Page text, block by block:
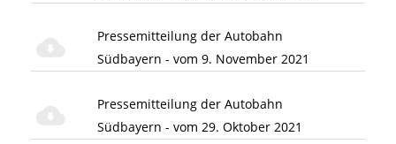
Pressemitteilung der Autobahn
Südbayern - vom 9. November 2021
Pressemitteilung der Autobahn
Südbayern - vom 29. Oktober 2021